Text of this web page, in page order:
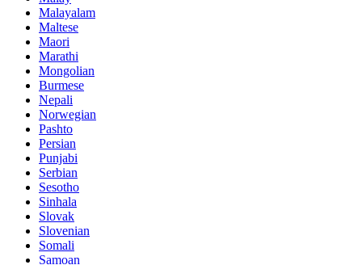
Malayalam
Maltese
Maori
Marathi
Mongolian
Burmese
Nepali
Norwegian
Pashto
Persian
Punjabi
Serbian
Sesotho
Sinhala
Slovak
Slovenian
Somali
Samoan